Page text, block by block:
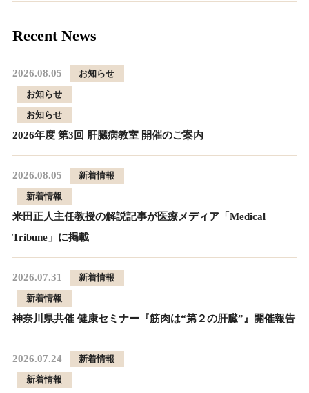
Recent News
2026.08.05
お知らせ
お知らせ
お知らせ
2026年度 第3回 肝臓病教室 開催のご案内
2026.08.05
新着情報
新着情報
米田正人主任教授の解説記事が医療メディア「Medical
Tribune」に掲載
2026.07.31
新着情報
新着情報
神奈川県共催 健康セミナー『筋肉は“第２の肝臓”』開催報告
2026.07.24
新着情報
新着情報